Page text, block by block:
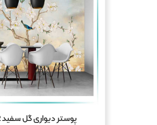
پوستر دیواری گل سفید Code-3DF-382